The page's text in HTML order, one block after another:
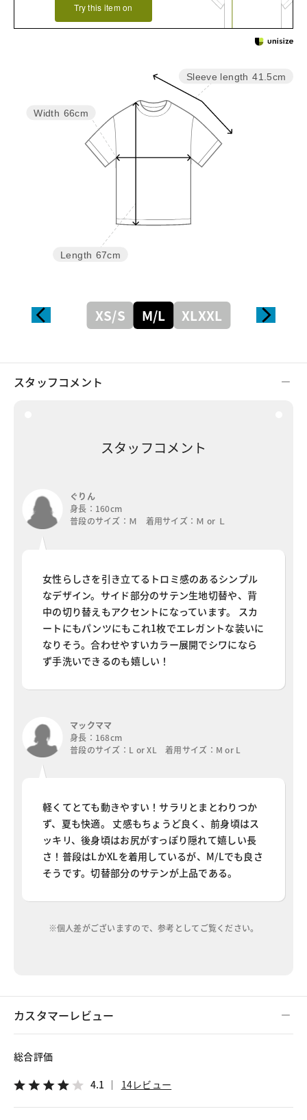
Try this item on
Sleeve length 41.5cm
Length 67cm
Width 66cm
XS/S M/L XLXXL
スタッフコメント
スタッフコメント
ぐりん
身長：160cm
普段のサイズ：Ｍ 着用サイズ：Ｍ or Ｌ
女性らしさを引き立てるトロミ感のあるシンプル
なデザイン。サイド部分のサテン生地切替や、背
中の切り替えもアクセントになっています。 スカ
ートにもパンツにもこれ1枚でエレガントな装いに
なりそう。合わせやすいカラー展開でシワになら
ず手洗いできるのも嬉しい！
マックママ
身長：168cm
普段のサイズ：L or XL 着用サイズ：M or L
軽くてとても動きやすい！サラリとまとわりつか
ず、夏も快適。 丈感もちょうど良く、前身頃はス
ッキリ、後身頃はお尻がすっぽり隠れて嬉しい長
さ！普段はLかXLを着用しているが、M/Lでも良さ
そうです。切替部分のサテンが上品である。
※個人差がございますので、参考としてご覧ください。
カスタマーレビュー
総合評価
4.1 14レビュー